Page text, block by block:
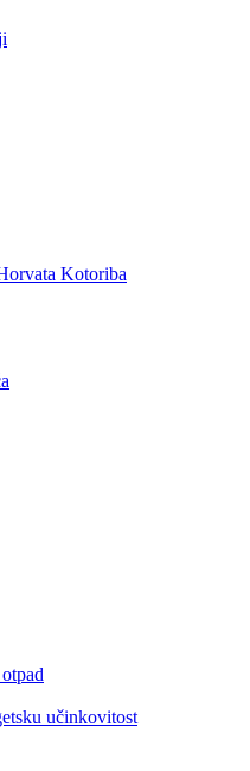
Kotoriba
učinkovitost